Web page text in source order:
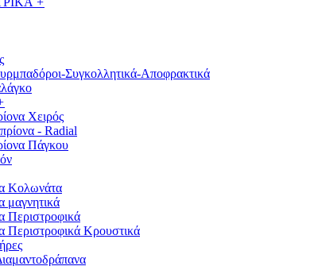
Συγκολλητικά-Αποφρακτικά
Χειρός
- Radial
Πάγκου
Κολωνάτα
μαγνητικά
Περιστροφικά
Περιστροφικά Κρουστικά